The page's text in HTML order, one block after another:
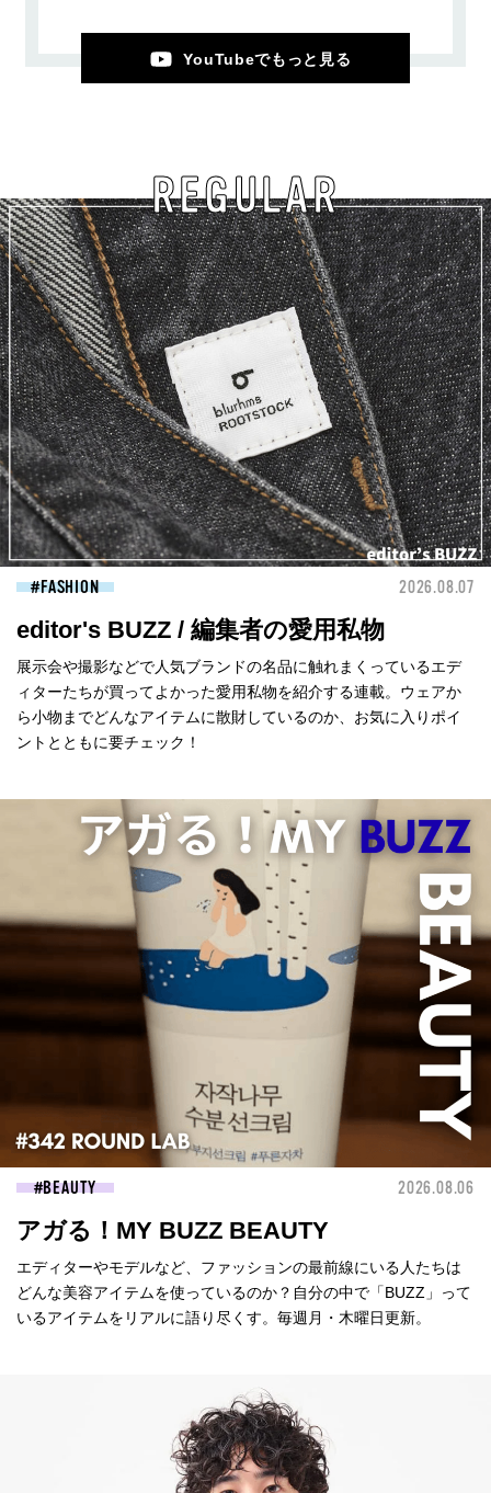
YouTubeでもっと見る
REGULAR
FASHION 2026.08.07
editor's BUZZ / 編集者の愛用私物
展示会や撮影などで人気ブランドの名品に触れまくっているエデ
ィターたちが買ってよかった愛用私物を紹介する連載。ウェアか
ら小物までどんなアイテムに散財しているのか、お気に入りポイ
ントとともに要チェック！
BEAUTY 2026.08.06
アガる！MY BUZZ BEAUTY
エディターやモデルなど、ファッションの最前線にいる人たちは
どんな美容アイテムを使っているのか？自分の中で「BUZZ」って
いるアイテムをリアルに語り尽くす。毎週月・木曜日更新。